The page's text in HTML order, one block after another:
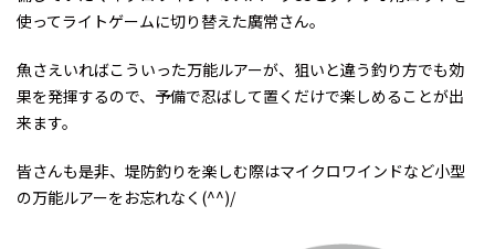
使ってライトゲームに切り替えた廣常さん。
魚さえいればこういった万能ルアーが、狙いと違う釣り方でも効
果を発揮するので、予備で忍ばして置くだけで楽しめることが出
来ます。
皆さんも是非、堤防釣りを楽しむ際はマイクロワインドなど小型
の万能ルアーをお忘れなく(^^)/